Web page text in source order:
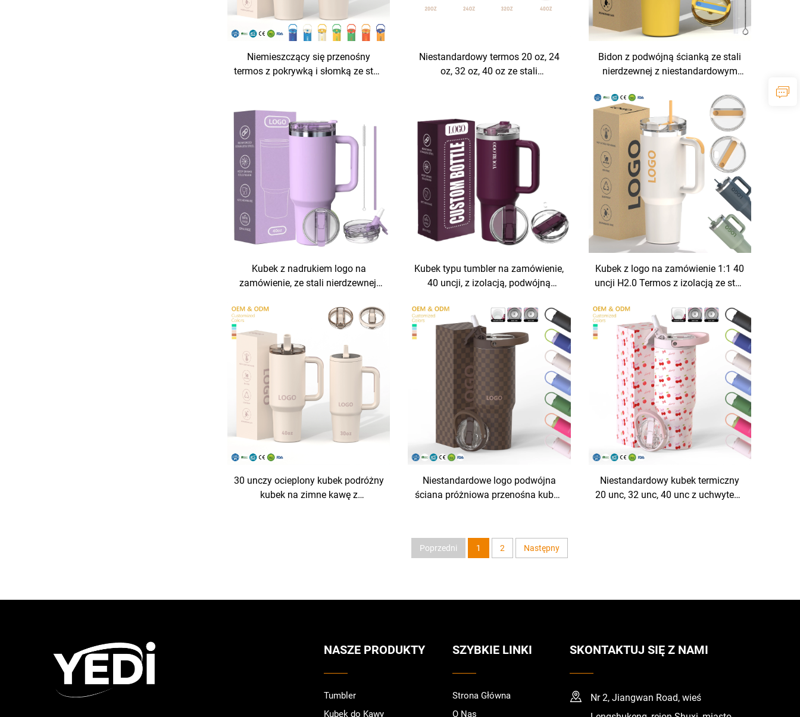
Niemieszczący się przenośny
termos z pokrywką i słomką ze stali
próżniowo, do kawy
Niestandardowy termos 20 oz, 24
oz, 32 oz, 40 oz ze stali
słomką
Bidon z podwójną ścianką ze stali
nierdzewnej z niestandardowym
40 uncji 1200 ml z uchwytem,
kubek do picia 40 uncji ze słomką
Kubek z nadrukiem logo na
zamówienie, ze stali nierdzewnej,
kubek podróżny z uchwytem i
słomką do użytku codziennego
Kubek typu tumbler na zamówienie,
40 uncji, z izolacją, podwójną
patentową pokrywką, z uchwytem,
kubek podróżny na kawę, zestaw
prezentowy biurowy
Kubek z logo na zamówienie 1:1 40
uncji H2.0 Termos z izolacją ze stali
kawy pod próżnią z słomką na
Dzień Walentego i na wycieczki
30 unczy ocieplony kubek podróżny
kubek na zimne kawę z
Niestandardowe logo podwójna
ściana próżniowa przenośna kubek
pokrywką na gorące i zimne napoje
Niestandardowy kubek termiczny
20 unc, 32 unc, 40 unc z uchwytem,
Poprzedni 1 2 Następny
NASZE PRODUKTY
Tumbler
Kubek do Kawy
SZYBKIE LINKI
Strona Główna
O Nas
SKONTAKTUJ SIĘ Z NAMI
Nr 2, Jiangwan Road, wieś